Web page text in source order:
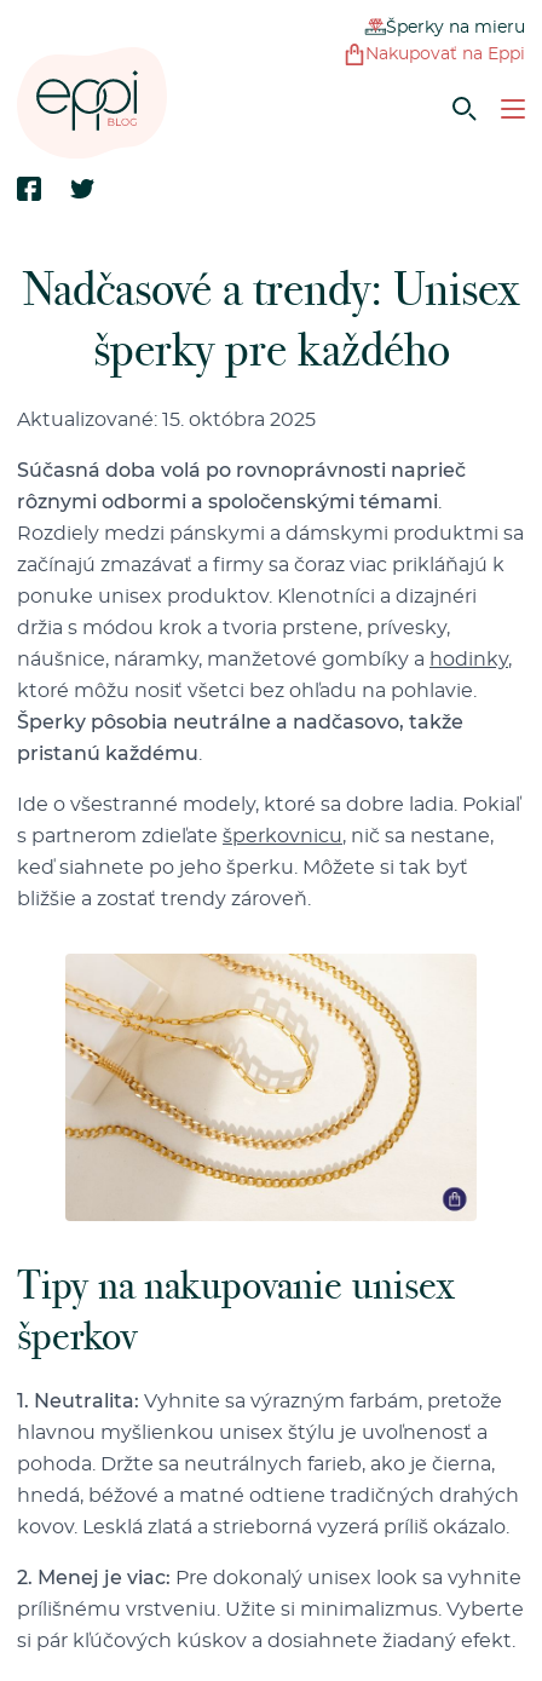
Šperky na mieru
Nakupovať na Eppi
Nadčasové a trendy: Unisex
šperky pre každého
Aktualizované: 15. októbra 2025
Súčasná doba volá po rovnoprávnosti naprieč
rôznymi odbormi a spoločenskými témami
Rozdiely medzi pánskymi a dámskymi produktmi sa
začínajú zmazávať a firmy sa čoraz viac prikláňajú k
ponuke unisex produktov. Klenotníci a dizajnéri
držia s módou krok a tvoria prstene, prívesky,
náušnice, náramky, manžetové gombíky a hodinky,
ktoré môžu nosiť všetci bez ohľadu na pohlavie.
Šperky pôsobia neutrálne a nadčasovo, takže
pristanú každému
Ide o všestranné modely, ktoré sa dobre ladia. Pokiaľ
s partnerom zdieľate šperkovnicu, nič sa nestane,
keď siahnete po jeho šperku. Môžete si tak byť
bližšie a zostať trendy zároveň.
Tipy na nakupovanie unisex
šperkov
1. Neutralita: Vyhnite sa výrazným farbám, pretože
hlavnou myšlienkou unisex štýlu je uvoľnenosť a
pohoda. Držte sa neutrálnych farieb, ako je čierna,
hnedá, béžové a matné odtiene tradičných drahých
kovov. Lesklá zlatá a strieborná vyzerá príliš okázalo.
2. Menej je viac: Pre dokonalý unisex look sa vyhnite
prílišnému vrstveniu. Užite si minimalizmus. Vyberte
si pár kľúčových kúskov a dosiahnete žiadaný efekt.